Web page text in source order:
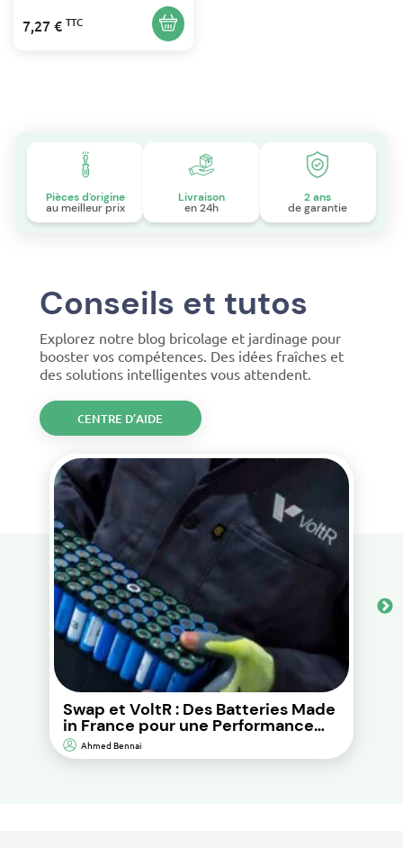
7,27 € TTC
Pièces d'origine
au meilleur prix
Livraison
en 24h
2 ans
de garantie
Conseils et tutos
Explorez notre blog bricolage et jardinage pour
booster vos compétences. Des idées fraîches et
des solutions intelligentes vous attendent.
CENTRE D’AIDE
Swap et VoltR : Des Batteries Made
in France pour une Performance
Durable et d’Impact
Environnemental Réduit.
Ahmed Bennai